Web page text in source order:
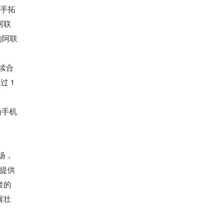
拓
联
联
合
1
机
供
的
壮